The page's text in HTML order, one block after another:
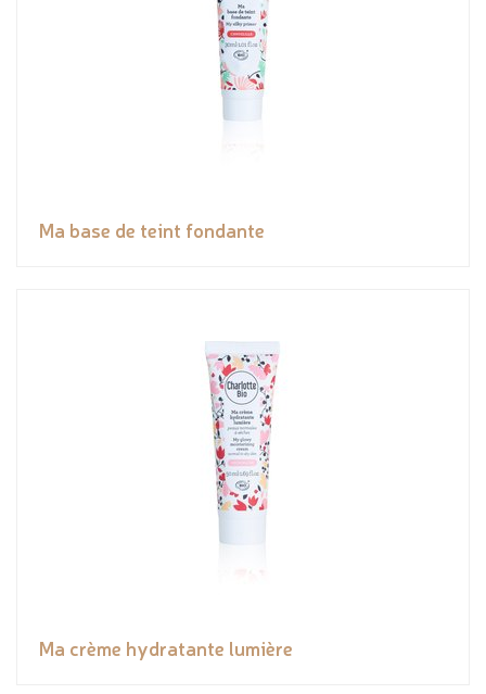
Ma base de teint fondante
Ma crème hydratante lumière